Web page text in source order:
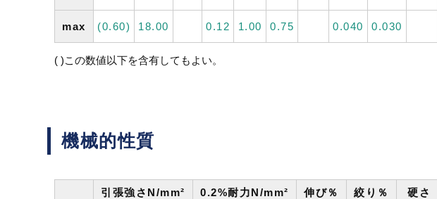
max (0.60) 18.00 0.12 1.00 0.75 0.040 0.030
( )この数値以下を含有してもよい。
機械的性質
引張強さN/mm² 0.2%耐力N/mm² 伸び％ 絞り％ 硬さ